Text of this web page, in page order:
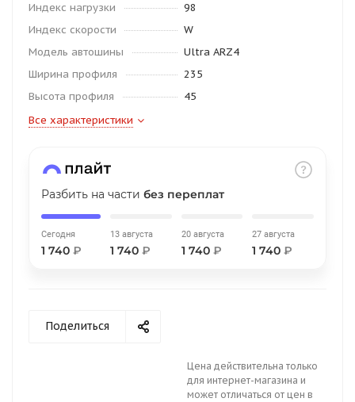
Индекс нагрузки
98
Индекс скорости
W
Модель автошины
Ultra ARZ4
Ширина профиля
235
Высота профиля
45
Все характеристики
Разбить на части без переплат
Сегодня
1 740 ₽
13 августа
1 740 ₽
20 августа
1 740 ₽
27 августа
1 740₽
Поделиться
Цена действительна только
для интернет-магазина и
может отличаться от цен в
Остались вопросы?
8 800 302-02-51